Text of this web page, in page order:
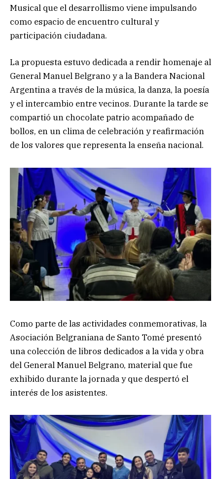
Musical que el desarrollismo viene impulsando
como espacio de encuentro cultural y
participación ciudadana.
La propuesta estuvo dedicada a rendir homenaje al
General Manuel Belgrano y a la Bandera Nacional
Argentina a través de la música, la danza, la poesía
y el intercambio entre vecinos. Durante la tarde se
compartió un chocolate patrio acompañado de
bollos, en un clima de celebración y reafirmación
de los valores que representa la enseña nacional.
Como parte de las actividades conmemorativas, la
Asociación Belgraniana de Santo Tomé presentó
una colección de libros dedicados a la vida y obra
del General Manuel Belgrano, material que fue
exhibido durante la jornada y que despertó el
interés de los asistentes.